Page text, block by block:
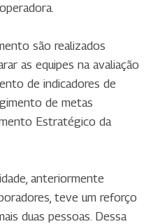
são realizados
as equipes na avaliação
de indicadores de
de metas
Estratégico da
anteriormente
teve um reforço
duas pessoas. Dessa